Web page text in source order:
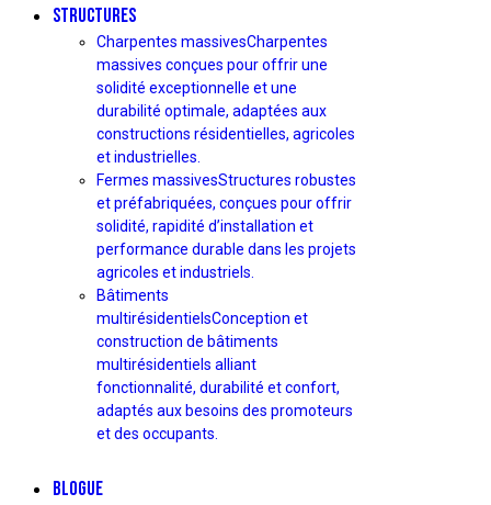
STRUCTURES
Charpentes massivesCharpentes
massives conçues pour offrir une
solidité exceptionnelle et une
durabilité optimale, adaptées aux
constructions résidentielles, agricoles
et industrielles.
Fermes massivesStructures robustes
et préfabriquées, conçues pour offrir
solidité, rapidité d’installation et
performance durable dans les projets
agricoles et industriels.
Bâtiments
multirésidentielsConception et
construction de bâtiments
multirésidentiels alliant
fonctionnalité, durabilité et confort,
adaptés aux besoins des promoteurs
et des occupants.
BLOGUE